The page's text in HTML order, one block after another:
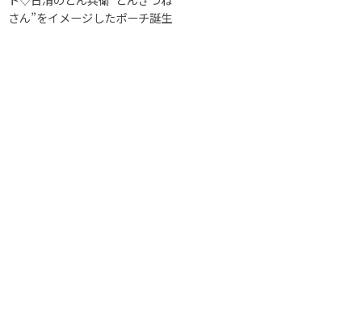
さん”をイメージしたポーチ誕生